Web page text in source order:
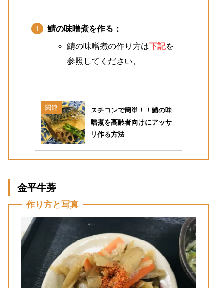
鯖の味噌煮を作る：
鯖の味噌煮の作り方は下記を
参照してください。
関連
スチコンで簡単！！鯖の味
噌煮を高齢者向けにアッサ
リ作る方法
金平牛蒡
作り方と写真